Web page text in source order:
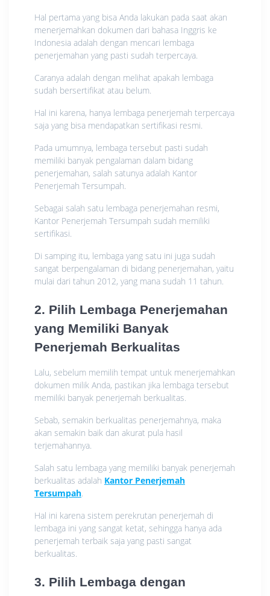
Hal pertama yang bisa Anda lakukan pada saat akan
menerjemahkan dokumen dari bahasa Inggris ke
Indonesia adalah dengan mencari lembaga
penerjemahan yang pasti sudah terpercaya.
Caranya adalah dengan melihat apakah lembaga
sudah bersertifikat atau belum.
Hal ini karena, hanya lembaga penerjemah terpercaya
saja yang bisa mendapatkan sertifikasi resmi.
Pada umumnya, lembaga tersebut pasti sudah
memiliki banyak pengalaman dalam bidang
penerjemahan, salah satunya adalah Kantor
Penerjemah Tersumpah.
Sebagai salah satu lembaga penerjemahan resmi,
Kantor Penerjemah Tersumpah sudah memiliki
sertifikasi.
Di samping itu, lembaga yang satu ini juga sudah
sangat berpengalaman di bidang penerjemahan, yaitu
mulai dari tahun 2012, yang mana sudah 11 tahun.
2. Pilih Lembaga Penerjemahan
yang Memiliki Banyak
Penerjemah Berkualitas
Lalu, sebelum memilih tempat untuk menerjemahkan
dokumen milik Anda, pastikan jika lembaga tersebut
memiliki banyak penerjemah berkualitas.
Sebab, semakin berkualitas penerjemahnya, maka
akan semakin baik dan akurat pula hasil
terjemahannya.
Salah satu lembaga yang memiliki banyak penerjemah
berkualitas adalah Kantor Penerjemah
Tersumpah.
Hal ini karena sistem perekrutan penerjemah di
lembaga ini yang sangat ketat, sehingga hanya ada
penerjemah terbaik saja yang pasti sangat
berkualitas.
3. Pilih Lembaga dengan